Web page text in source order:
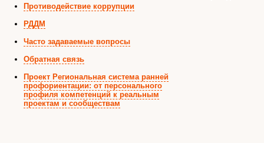
Противодействие коррупции
РДДМ
Часто задаваемые вопросы
Обратная связь
Проект Региональная система ранней
профориентации: от персонального
профиля компетенций к реальным
проектам и сообществам